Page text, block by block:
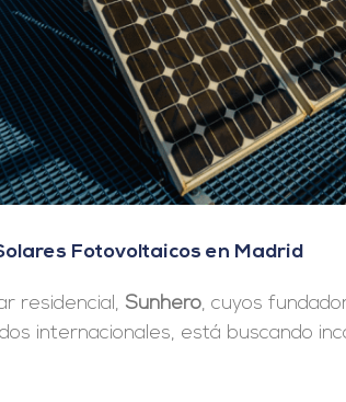
Fotovoltaicos en Madrid
residencial, Sunhero, cuyos
internacionales, está buscando